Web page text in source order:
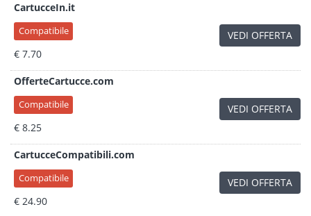
CartucceIn.it
Compatibile
€ 7.70
VEDI OFFERTA
OfferteCartucce.com
Compatibile
€ 8.25
VEDI OFFERTA
CartucceCompatibili.com
Compatibile
€ 24.90
VEDI OFFERTA